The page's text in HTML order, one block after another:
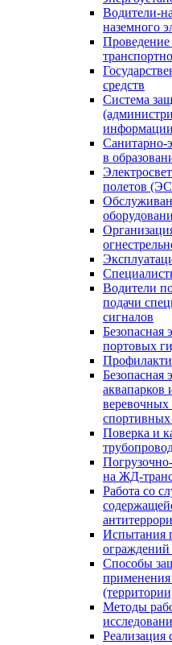
Водители-
наземного
Проведение
средств
Система
Санитарно-
в
полетов
Водители
подачи
сигналов
Безопасная
портовых
Безопасная
аквапарков
веревочных
Поверка и
на ЖД-
Работа со
Испытания
Способы
применения
Методы
Реализация